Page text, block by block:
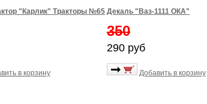
"Карлик" Тракторы №65
в корзину
Декаль "Ваз-1111 ОКА"
350
290 руб
Добавить в корзину